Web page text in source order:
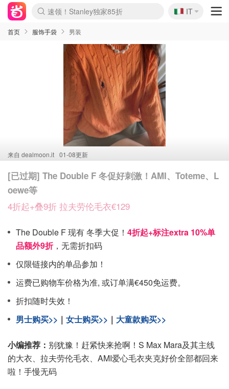
Boticinal 夏促开抢！
4折！lulu周四疯狂上新
速领！Stanley独家85折
Zalando 奥莱闪促！每日更新
🇮🇹
IT
首页 服饰手袋 男装
来自 dealmoon.it 01-08更新
[已过期] The Double F 冬促好刺激！AMI、Toteme、L
oewe等
4折起+叠9折 拉夫劳伦毛衣€129
The Double F 现有 冬季大促！ 4折起+标注extra 10%单
品额外9折，无需折扣码
仅限链接内的单品参加！
运费已购物车价格为准, 或订单满€450免运费。
折扣随时失效！
男士购买>> ｜ 女士购买>> ｜ 大童款购买>>
小编推荐： 别犹豫！赶紧快来抢啊！S Max Mara及其主线
的大衣、拉夫劳伦毛衣、AMI爱心毛衣夹克好价全部都回来
啦！手慢无码